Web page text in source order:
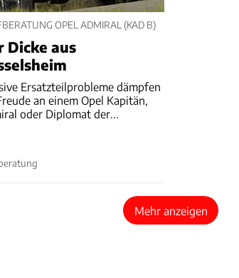
OPEL ADMIRAL (KAD B)
Dicke aus
Ersatzteilprobleme dämpfen
an einem Opel Kapitän,
oder Diplomat der...
Mehr anzeigen